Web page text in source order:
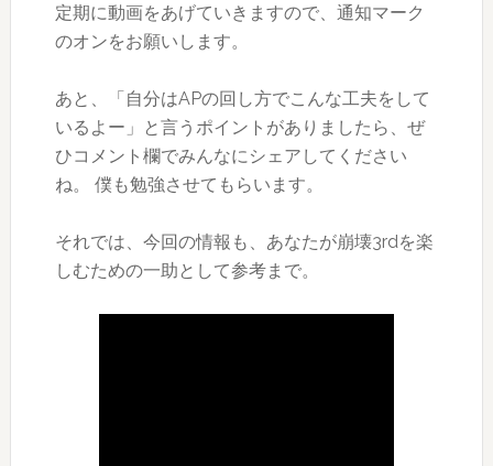
定期に動画をあげていきますので、通知マーク
のオンをお願いします。
あと、「自分はAPの回し方でこんな工夫をして
いるよー」と言うポイントがありましたら、ぜ
ひコメント欄でみんなにシェアしてください
ね。 僕も勉強させてもらいます。
それでは、今回の情報も、あなたが崩壊3rdを楽
しむための一助として参考まで。